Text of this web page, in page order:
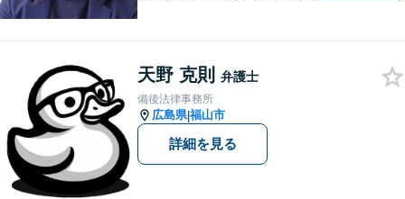
相談ください。
天野 克則 弁護士
備後法律事務所
広島県|福山市
詳細を見る